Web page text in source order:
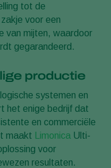
tot de
voor een
van mijten, waardoor
gegarandeerd.
productie
systemen en
het enige bedrijf dat
en commerciële
maakt
Limonica Ulti-
voor
resultaten.